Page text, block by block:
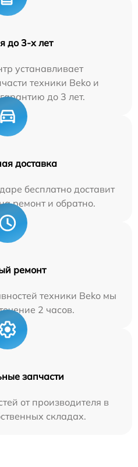
до 3-х лет
устанавливает
техники Beko и
до 3 лет.
доставка
бесплатно доставит
ремонт и обратно.
ремонт
техники Beko мы
2 часов.
запчасти
от производителя в
складах.